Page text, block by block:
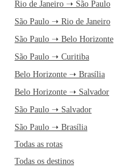
Rio de Janeiro ➝ São Paulo
São Paulo ➝ Rio de Janeiro
São Paulo ➝ Belo Horizonte
São Paulo ➝ Curitiba
Belo Horizonte ➝ Brasília
Belo Horizonte ➝ Salvador
São Paulo ➝ Salvador
São Paulo ➝ Brasília
Todas as rotas
Todas os destinos